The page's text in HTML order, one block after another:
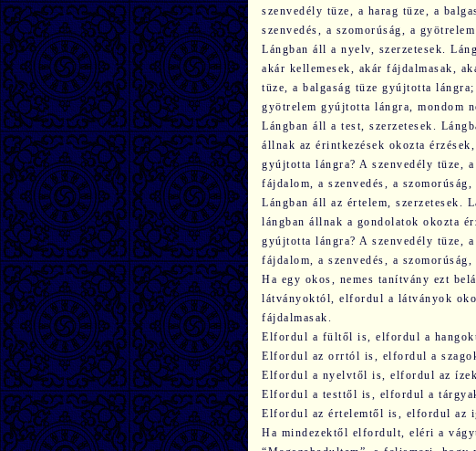
szenvedély tüze, a harag tüze, a
szenvedés, a szomorúság, a
Lángban áll a nyelv, szerzetesek.
akár kellemesek, akár fájdalmasak,
tüze, a balgaság tüze gyújtotta
gyötrelem gyújtotta lángra, mondom
Lángban áll a test, szerzetesek.
állnak az érintkezések okozta
gyújtotta lángra? A szenvedély tüze,
fájdalom, a szenvedés, a
Lángban áll az értelem, szerzetesek.
lángban állnak a gondolatok okozta
gyújtotta lángra? A szenvedély tüze,
fájdalom, a szenvedés, a
Ha egy okos, nemes tanítvány ezt
látványoktól, elfordul a látványok
fájdalmasak.
Elfordul a fültől is, elfordul a
Elfordul az orrtól is, elfordul a
Elfordul a nyelvtől is, elfordul az
Elfordul a testtől is, elfordul a
Elfordul az értelemtől is, elfordul az
Ha mindezektől elfordult, eléri a